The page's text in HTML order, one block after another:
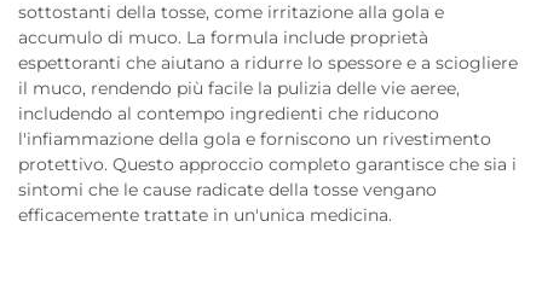
sottostanti della tosse, come irritazione alla gola e
accumulo di muco. La formula include proprietà
espettoranti che aiutano a ridurre lo spessore e a sciogliere
il muco, rendendo più facile la pulizia delle vie aeree,
includendo al contempo ingredienti che riducono
l'infiammazione della gola e forniscono un rivestimento
protettivo. Questo approccio completo garantisce che sia i
sintomi che le cause radicate della tosse vengano
efficacemente trattate in un'unica medicina.